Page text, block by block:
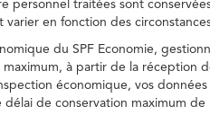
personnel traitées sont
en fonction des
du SPF Economie,
à partir de la réception
économique, vos
de conservation maximum